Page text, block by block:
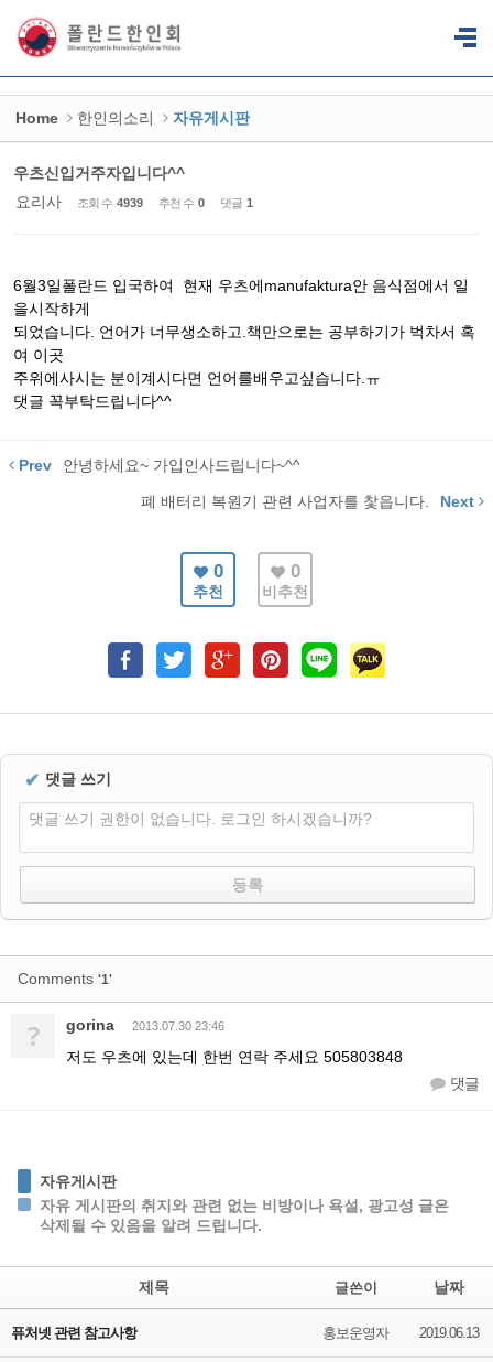
Home 한인의소리 자유게시판
우츠신입거주자입니다^^
요리사
조회 수 4939 추천 수 0 댓글 1
6월3일폴란드 입국하여 현재 우츠에manufaktura안 음식점에서 일
을시작하게
되었습니다. 언어가 너무생소하고.책만으로는 공부하기가 벅차서 혹
여 이곳
주위에사시는 분이계시다면 언어를배우고싶습니다.ㅠ
댓글 꼭부탁드립니다^^
Prev 안녕하세요~ 가입인사드립니다~^^
폐 배터리 복원기 관련 사업자를 찿읍니다. Next
0
추천
0
비추천
✔ 댓글 쓰기
댓글 쓰기 권한이 없습니다. 로그인 하시겠습니까?
Comments '1'
? gorina 2013.07.30 23:46
저도 우츠에 있는데 한번 연락 주세요 505803848
댓글
자유게시판
자유 게시판의 취지와 관련 없는 비방이나 욕설, 광고성 글은
삭제될 수 있음을 알려 드립니다.
제목 글쓴이 날짜
퓨처넷 관련 참고사항 홍보운영자 2019.06.13